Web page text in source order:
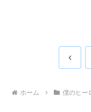
前
ホーム 僕のヒー